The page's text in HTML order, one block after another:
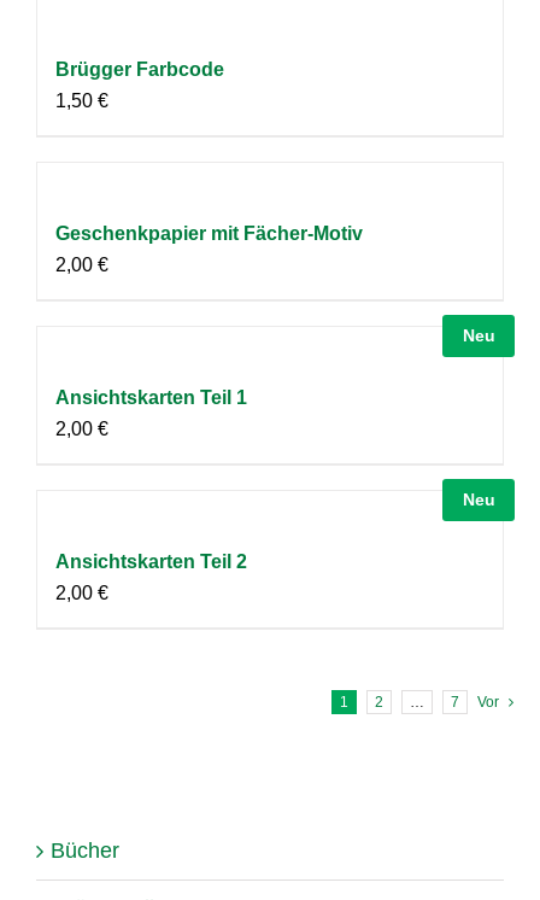
Brügger Farbcode
1,50 €
Geschenkpapier mit Fächer-Motiv
2,00 €
Neu
Ansichtskarten Teil 1
2,00 €
Neu
Ansichtskarten Teil 2
2,00 €
1 2 7 Vor
Bücher